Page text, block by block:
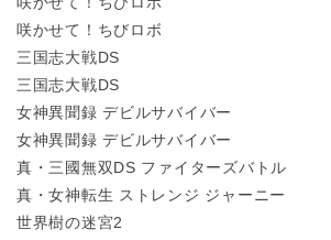
咲かせて！ちびロボ
三国志大戦DS
三国志大戦DS
女神異聞録 デビルサバイバー
女神異聞録 デビルサバイバー
真・三國無双DS ファイターズバトル
真・女神転生 ストレンジ ジャーニー
世界樹の迷宮2